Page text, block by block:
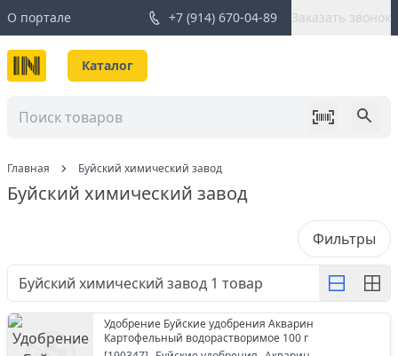
О портале +7 (914) 670-04-89 Заказать звонок
Каталог
Главная Буйский химический завод
Буйский химический завод
Фильтры
Буйский химический завод 1 товар
Удобрение Буйские удобрения Акварин
Картофельный водорастворимое 100 г